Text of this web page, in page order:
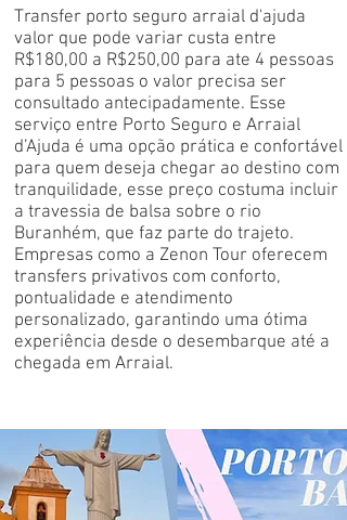
Transfer porto seguro arraial d'ajuda
valor que pode variar custa entre
R$180,00 a R$250,00 para ate 4 pessoas
para 5 pessoas o valor precisa ser
consultado antecipadamente. Esse
serviço entre Porto Seguro e Arraial
d’Ajuda é uma opção prática e confortável
para quem deseja chegar ao destino com
tranquilidade, esse preço costuma incluir
a travessia de balsa sobre o rio
Buranhém, que faz parte do trajeto.
Empresas como a Zenon Tour oferecem
transfers privativos com conforto,
pontualidade e atendimento
personalizado, garantindo uma ótima
experiência desde o desembarque até a
chegada em Arraial.